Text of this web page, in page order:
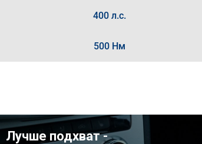
400 л.с.
500 Нм
Лучше подхват -